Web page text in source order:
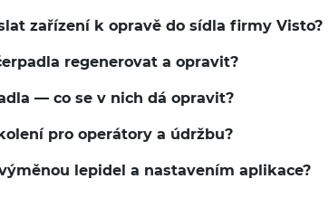
zařízení k opravě do sídla firmy Visto?
regenerovat a opravit?
— co se v nich dá opravit?
pro operátory a údržbu?
lepidel a nastavením aplikace?